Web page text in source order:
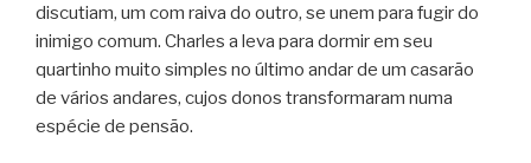
discutiam, um com raiva do outro, se unem para fugir do
inimigo comum. Charles a leva para dormir em seu
quartinho muito simples no último andar de um casarão
de vários andares, cujos donos transformaram numa
espécie de pensão.